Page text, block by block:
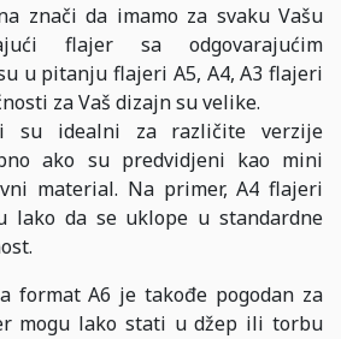
znači da imamo za svaku Vašu
flajer sa odgovarajućim
u pitanju flajeri A5, А4, A3 flajeri
za Vaš dizajn su velike.
su idealni za različite verzije
ako su predvidjeni kao mini
material. Na primer, A4 flajeri
lako da se uklope u standardne
format A6 je takođe pogodan za
mogu lako stati u džep ili torbu